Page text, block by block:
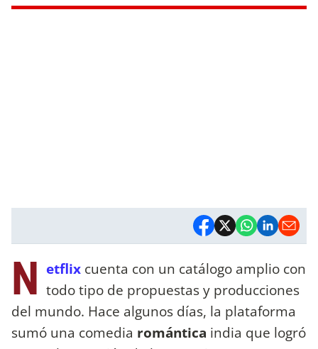
N etflix cuenta con un catálogo amplio con
todo tipo de propuestas y producciones
del mundo. Hace algunos días, la plataforma
sumó una comedia romántica india que logró